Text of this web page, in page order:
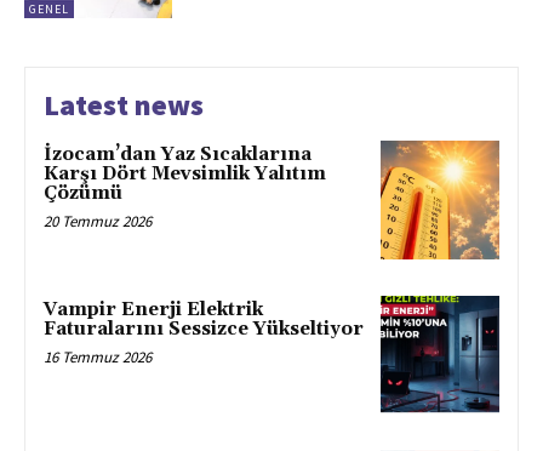
GENEL
Latest news
İzocam’dan Yaz Sıcaklarına
Karşı Dört Mevsimlik Yalıtım
Çözümü
20 Temmuz 2026
Vampir Enerji Elektrik
Faturalarını Sessizce Yükseltiyor
16 Temmuz 2026